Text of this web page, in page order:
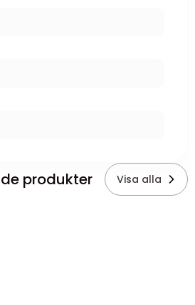
produkter Visa alla